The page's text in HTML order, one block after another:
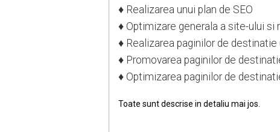
♦ Realizarea unui plan de SEO
♦ Optimizare generala a site-ului si
♦ Realizarea paginilor de destinatie
♦ Promovarea paginilor de
♦ Optimizarea paginilor de
Toate sunt descrise in detaliu mai jos.